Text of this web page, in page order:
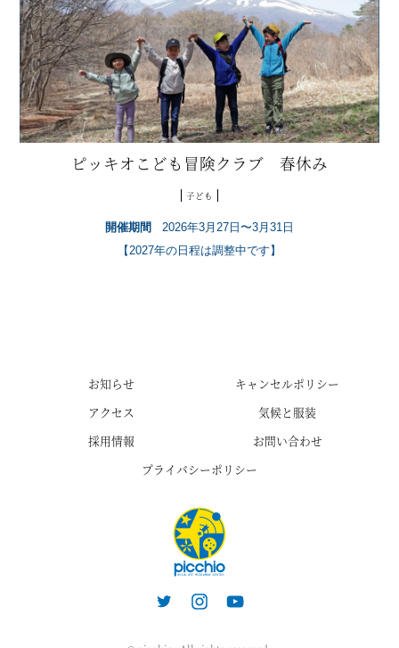
ピッキオこども冒険クラブ 春休み
子ども
開催期間
2026年3月27日〜3月31日
【2027年の日程は調整中です】
お知らせ
キャンセルポリシー
アクセス
気候と服装
採用情報
お問い合わせ
プライバシーポリシー